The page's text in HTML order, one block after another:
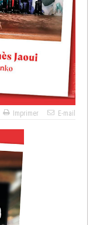
Imprimer E-mail